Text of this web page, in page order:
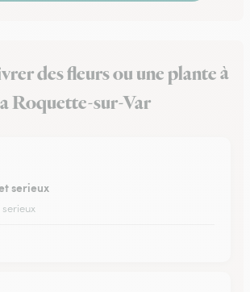
des fleurs ou une plante à
Roquette-sur-Var
serieux